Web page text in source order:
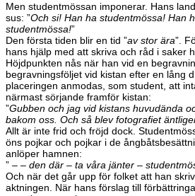
Men studentmössan imponerar. Hans
sus: ”Och si! Han ha studentmössa! Han
studentmössa!”
Den första tiden blir en tid ”av stor ära”.
hans hjälp med att skriva och råd i saker
Höjdpunkten nås när han vid en
begravningsföljet vid kistan efter en lång
placeringen anmodas, som student, att
närmast sörjande framför kistan:
”Gubben och jag vid kistans huvudända
bakom oss. Och så blev fotografiet
Allt är inte frid och fröjd dock.
öns pojkar och pojkar i de
anlöper hamnen:
” – – den där – ta våra jänter –
Och när det går upp för folket att han
aktningen. När hans förslag till